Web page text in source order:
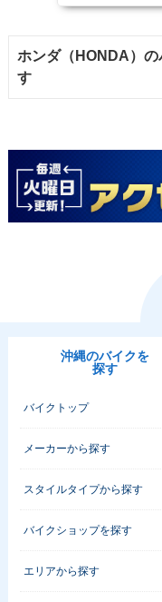
ホンダ（HONDA）
す
沖縄のバイクを
探す
バイクトップ
メーカーから探す
スタイルタイプから探す
バイクショップを探す
エリアから探す